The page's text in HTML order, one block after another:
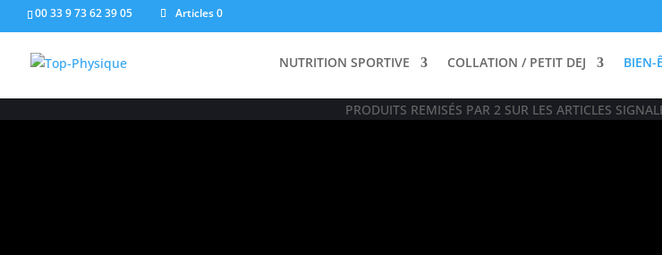
PRODUITS REMISÉS PAR 2 SUR LES ARTICLES
00 33 9 73 62 39 05 Articles 0
NUTRITION SPORTIVE COLLATION / PETIT DEJ BIEN-